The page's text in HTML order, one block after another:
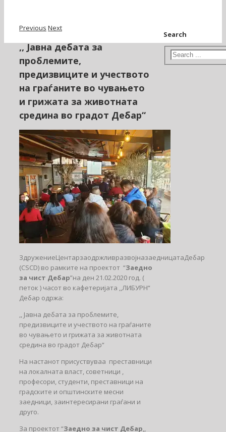
Previous Next
,, Јавна дебата за
проблемите,
предизвиците и учеството
на граѓаните во чувањето
и грижата за животната
средина во градот Дебар“
ЗдружениеЦентарзаодржливразвојназаедницатаДебар
(CSCD) во рамките на проектот “Заедно
за чист Дебар”на ден 21.02.2020 год. (
петок ) часот во кафетеријата ,,ЛИБУРН“
Дебар одржа:
,, Јавна дебата за проблемите,
предизвиците и учеството на граѓаните
во чувањето и грижата за животната
средина во градот Дебар“
На настанот присуствуваа преставници
на локалната власт, советници ,
професори, студенти, преставници на
градските и општинските месни
заедници, заинтересирани граѓани и
друго.
За проектот “Заедно за чист Дебар,,
Search